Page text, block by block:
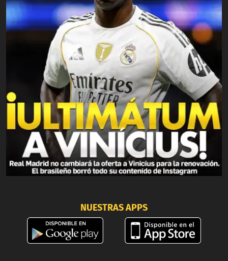
NUESTRAS APPS